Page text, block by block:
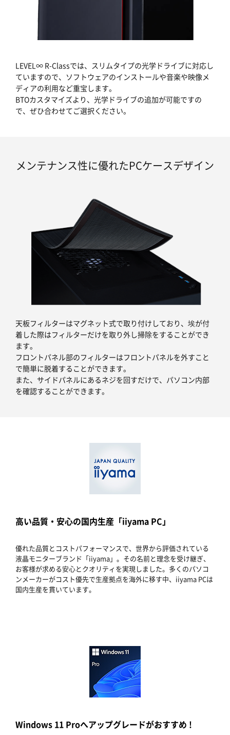
LEVEL∞ R-Classでは、スリムタイプの光学ドライブに対応し
ていますので、ソフトウェアのインストールや音楽や映像メ
ディアの利用など重宝します。
BTOカスタマイズより、光学ドライブの追加が可能ですの
で、ぜひ合わせてご選択ください。
メンテナンス性に優れたPCケースデザイン
天板フィルターはマグネット式で取り付けしており、埃が付
着した際はフィルターだけを取り外し掃除をすることができ
ます。
フロントパネル部のフィルターはフロントパネルを外すこと
で簡単に脱着することができます。
また、サイドパネルにあるネジを回すだけで、パソコン内部
を確認することができます。
高い品質・安心の国内生産「iiyama PC」
優れた品質とコストパフォーマンスで、世界から評価されている
液晶モニターブランド「iiyama」。その名前と理念を受け継ぎ、
お客様が求める安心とクオリティを実現しました。多くのパソコ
ンメーカーがコスト優先で生産拠点を海外に移す中、iiyama PCは
国内生産を貫いています。
Windows 11 Proへアップグレードがおすすめ !